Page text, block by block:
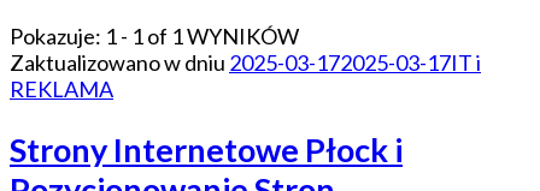
Pokazuje: 1 - 1 of 1 WYNIKÓW
Zaktualizowano w dniu 2025-03-172025-03-17IT i
REKLAMA
Strony Internetowe Płock i